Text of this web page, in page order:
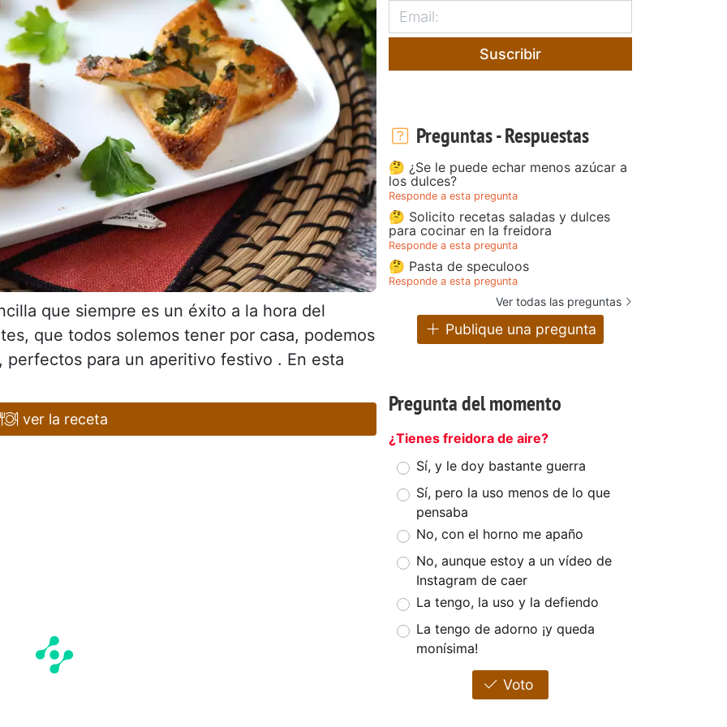
que siempre es un éxito a la hora del
que todos solemos tener por casa, podemos
para un aperitivo festivo . En esta
ver la receta
Suscribir
Preguntas - Respuestas
🤔 ¿Se le puede echar menos azúcar a
los dulces?
Responde a esta pregunta
🤔 Solicito recetas saladas y dulces
para cocinar en la freidora
Responde a esta pregunta
🤔 Pasta de speculoos
Responde a esta pregunta
Ver todas las preguntas
Publique una pregunta
Pregunta del momento
¿Tienes freidora de aire?
Sí, y le doy bastante guerra
Sí, pero la uso menos de lo que
pensaba
No, con el horno me apaño
No, aunque estoy a un vídeo de
Instagram de caer
La tengo, la uso y la defiendo
La tengo de adorno ¡y queda
monísima!
Voto